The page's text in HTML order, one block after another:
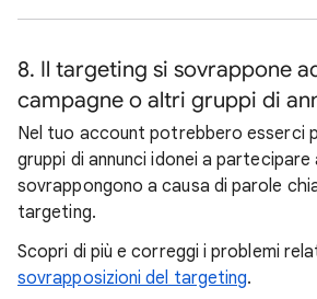
8. Il targeting si sovrappone
campagne o altri gruppi di
Nel tuo account potrebbero esserci
gruppi di annunci idonei a
sovrappongono a causa di parole
targeting.
Scopri di più e correggi i problemi
sovrapposizioni del targeting.